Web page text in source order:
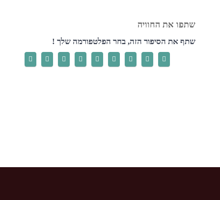
שתף את הסיפור הזה, בחר הפלטפורמה שלך !